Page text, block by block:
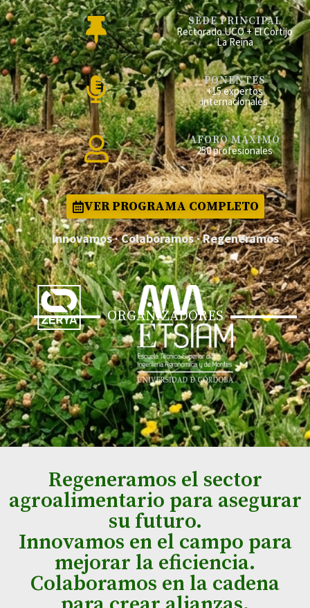
SEDE PRINCIPAL
Rectorado UCO + El Cortijo
La Reina
PONENTES
+15 expertos
internacionales
AFORO MÁXIMO
250 profesionales
VER PROGRAMA COMPLETO
Innovamos · Colaboramos · Regeneramos
ORGANIZADORES
Regeneramos el sector
agroalimentario para asegurar
su futuro.
Innovamos en el campo para
mejorar la eficiencia.
Colaboramos en la cadena